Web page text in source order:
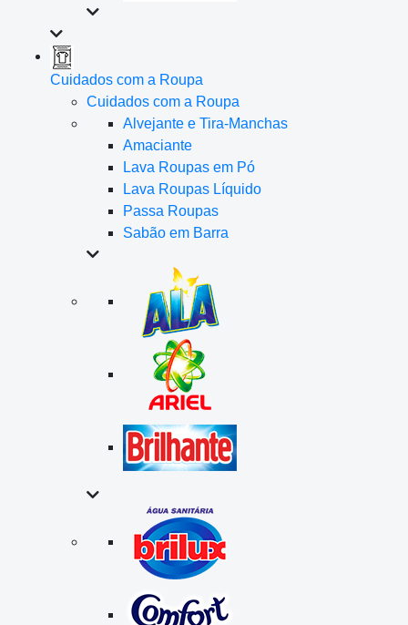
Cuidados com a Roupa
Cuidados com a Roupa
Alvejante e Tira-Manchas
Amaciante
Lava Roupas em Pó
Lava Roupas Líquido
Passa Roupas
Sabão em Barra